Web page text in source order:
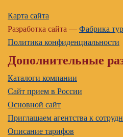
Карта сайта
Разработка сайта — Фабрика
Политика конфиденциальности
Дополнительные
Каталоги компании
Сайт прием в России
Основной сайт
Приглашаем агентства к
Описание тарифов